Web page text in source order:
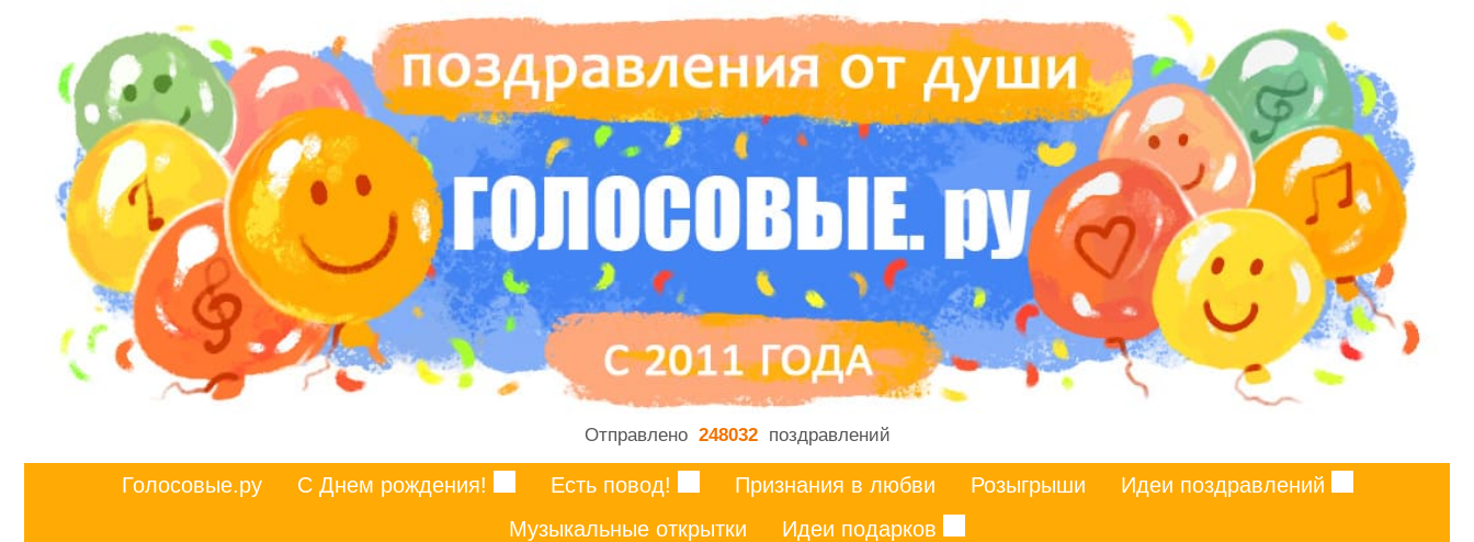
Отправлено 248032 поздравлений
Голосовые.ру С Днем рождения! Есть повод! Признания в любви Розыгрыши
Идеи поздравлений
Музыкальные открытки
Идеи подарков